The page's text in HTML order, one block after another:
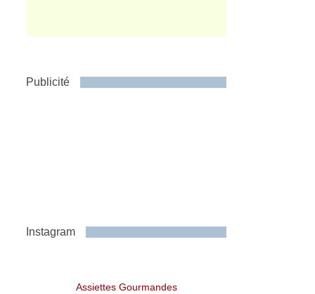
Publicité
Instagram
Assiettes Gourmandes